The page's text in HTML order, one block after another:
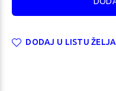
DODAJ U LISTU ŽELJA